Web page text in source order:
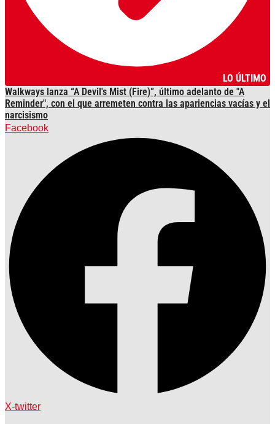
LO ÚLTIMO
Walkways lanza “A Devil's Mist (Fire)”, último adelanto de "A
Reminder", con el que arremeten contra las apariencias vacías y el
narcisismo
Facebook
X-twitter